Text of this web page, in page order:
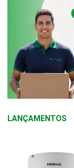
LANÇAMENTOS